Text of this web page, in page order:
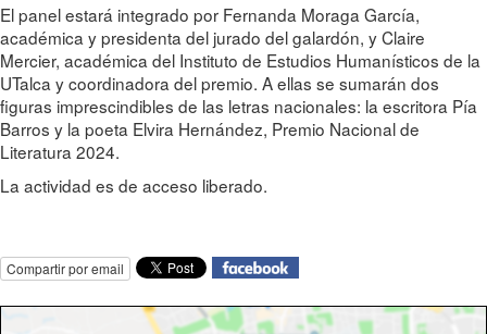
El panel estará integrado por Fernanda Moraga García,
académica y presidenta del jurado del galardón, y Claire
Mercier, académica del Instituto de Estudios Humanísticos de la
UTalca y coordinadora del premio. A ellas se sumarán dos
figuras imprescindibles de las letras nacionales: la escritora Pía
Barros y la poeta Elvira Hernández, Premio Nacional de
Literatura 2024.
La actividad es de acceso liberado.
Compartir por email